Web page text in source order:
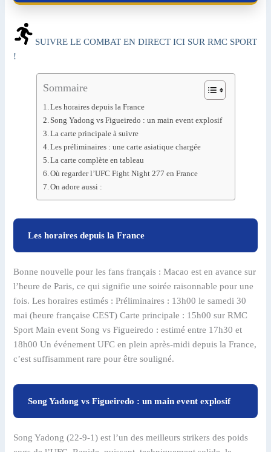
SUIVRE LE COMBAT EN DIRECT ICI SUR RMC SPORT
!
Sommaire
Les horaires depuis la France
Song Yadong vs Figueiredo : un main event explosif
La carte principale à suivre
Les préliminaires : une carte asiatique chargée
La carte complète en tableau
Où regarder l’UFC Fight Night 277 en France
On adore aussi :
Les horaires depuis la France
Bonne nouvelle pour les fans français : Macao est en avance sur
l’heure de Paris, ce qui signifie une soirée raisonnable pour une
fois. Les horaires estimés : Préliminaires : 13h00 le samedi 30
mai (heure française CEST) Carte principale : 15h00 sur RMC
Sport Main event Song vs Figueiredo : estimé entre 17h30 et
18h00 Un événement UFC en plein après-midi depuis la France,
c’est suffisamment rare pour être souligné.
Song Yadong vs Figueiredo : un main event explosif
Song Yadong (22-9-1) est l’un des meilleurs strikers des poids